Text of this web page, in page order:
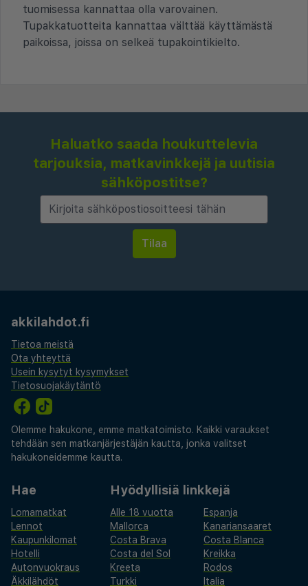
tuomisessa kannattaa olla varovainen.
Tupakkatuotteita kannattaa välttää käyttämästä
paikoissa, joissa on selkeä tupakointikielto.
Haluatko saada houkuttelevia
tarjouksia, matkavinkkejä ja uutisia
sähköpostitse?
akkilahdot.fi
Tietoa meistä
Ota yhteyttä
Usein kysytyt kysymykset
Tietosuojakäytäntö
Olemme hakukone, emme matkatoimisto. Kaikki varaukset
tehdään sen matkanjärjestäjän kautta, jonka valitset
hakukoneidemme kautta.
Hae
Lomamatkat
Lennot
Kaupunkilomat
Hotelli
Autonvuokraus
Äkkilähdöt
Hyödyllisiä linkkejä
Alle 18 vuotta
Espanja
Mallorca
Kanariansaaret
Costa Brava
Costa Blanca
Costa del Sol
Kreikka
Kreeta
Rodos
Turkki
Italia